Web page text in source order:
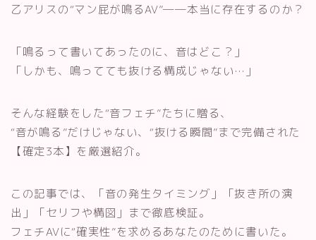
乙アリスの“マン屁が鳴るAV”──本当に存在するのか？
「鳴るって書いてあったのに、音はどこ？」
「しかも、鳴ってても抜ける構成じゃない…」
そんな経験をした“音フェチ”たちに贈る、
“音が鳴る”だけじゃない、“抜ける瞬間”まで完備された
【確定3本】を厳選紹介。
この記事では、「音の発生タイミング」「抜き所の演
出」「セリフや構図」まで徹底検証。
フェチAVに“確実性”を求めるあなたのために書いた。